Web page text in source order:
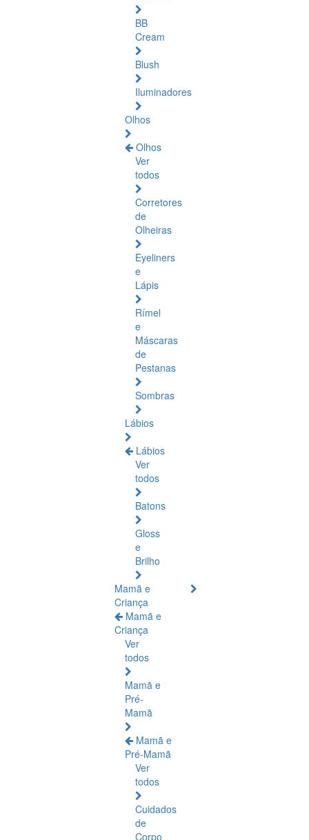
BB
Cream
Blush
Iluminadores
Olhos
Olhos
Ver
todos
Corretores
de
Olheiras
Eyeliners
e
Lápis
Rímel
e
Máscaras
de
Pestanas
Sombras
Lábios
Lábios
Ver
todos
Batons
Gloss
e
Brilho
Mamã e
Criança
Mamã e
Criança
Ver
todos
Mamã e
Pré-
Mamã
Mamã e
Pré-Mamã
Ver
todos
Cuidados
de
Corpo